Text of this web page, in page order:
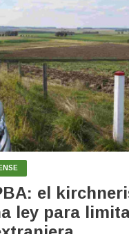
el
ley para